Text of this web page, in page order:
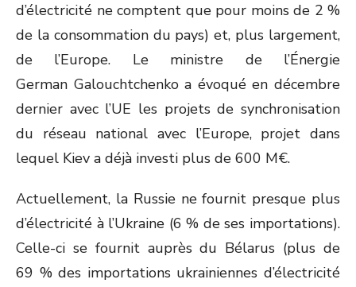
d’électricité ne comptent que pour moins de 2 %
de la consommation du pays) et, plus largement,
de l’Europe. Le ministre de l’Énergie
German Galouchtchenko a évoqué en décembre
dernier avec l’UE les projets de synchronisation
du réseau national avec l’Europe, projet dans
lequel Kiev a déjà investi plus de 600 M€.
Actuellement, la Russie ne fournit presque plus
d’électricité à l’Ukraine (6 % de ses importations).
Celle-ci se fournit auprès du Bélarus (plus de
69 % des importations ukrainiennes d’électricité